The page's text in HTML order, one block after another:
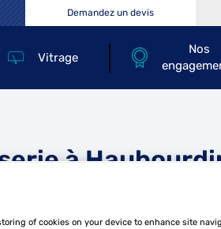
Vitrage
Nos
Demandez un devis
à
of cookies on your device to enhance site